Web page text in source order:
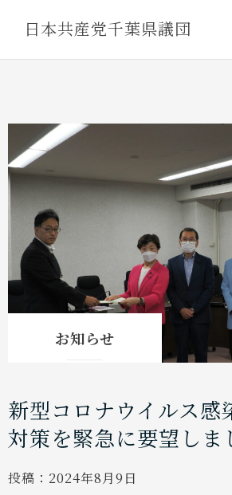
日本共産党千葉県議団
お知らせ
新型コロナウイルス感
対策を緊急に要望しま
投稿： 2024年8月9日